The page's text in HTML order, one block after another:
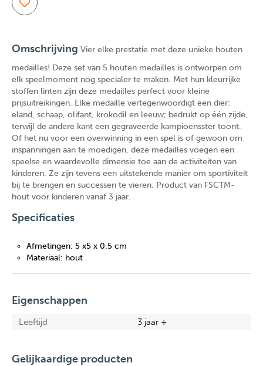
Omschrijving Vier elke prestatie met deze unieke houten
medailles! Deze set van 5 houten medailles is ontworpen om
elk speelmoment nog specialer te maken. Met hun kleurrijke
stoffen linten zijn deze medailles perfect voor kleine
prijsuitreikingen. Elke medaille vertegenwoordigt een dier:
eland, schaap, olifant, krokodil en leeuw; bedrukt op één zijde,
terwijl de andere kant een gegraveerde kampioensster toont.
Of het nu voor een overwinning in een spel is of gewoon om
inspanningen aan te moedigen, deze medailles voegen een
speelse en waardevolle dimensie toe aan de activiteiten van
kinderen. Ze zijn tevens een uitstekende manier om sportiviteit
bij te brengen en successen te vieren. Product van FSCTM-
hout voor kinderen vanaf 3 jaar.
Specificaties
Afmetingen: 5 x5 x 0.5 cm
Materiaal: hout
Eigenschappen
Leeftijd 3 jaar +
Gelijkaardige producten